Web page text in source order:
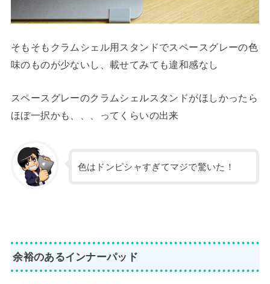
そもそもクラムシェル用スタンドでスペースグレーの色
味のものが少ないし、載せてみても違和感なし
スペースグレーのクラムシェルスタンドがほしかったら
ほぼ一択かも、、、ってくらいの出来
色はドンピシャすぎてマジで驚いた！
余裕のあるインナーパッド